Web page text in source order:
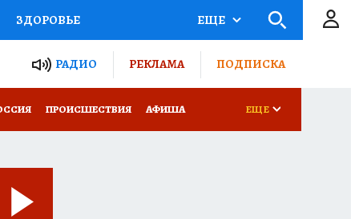
ЗДОРОВЬЕ
РОССИИ
ЕЩЕ
РАДИО РЕКЛАМА ПОДПИСКА
ПРОИСШЕСТВИЯ АФИША ЕЩЕ